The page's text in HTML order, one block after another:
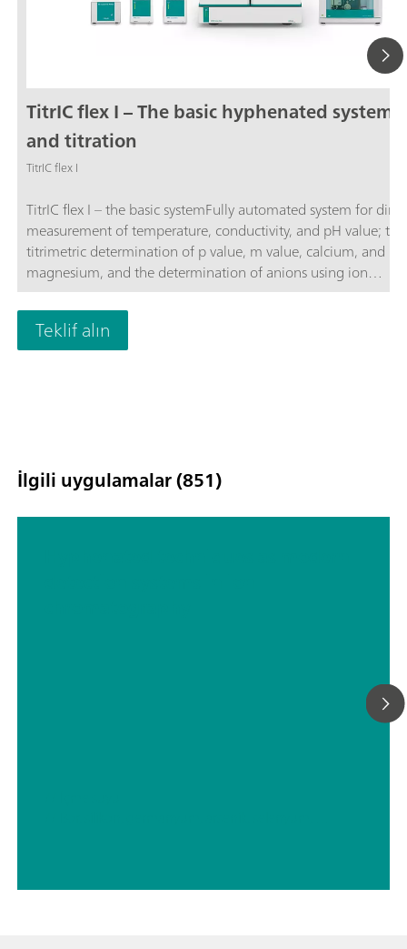
TitrIC flex I – The basic hyphenated system
and titration
TitrIC flex I
TitrIC flex I – the basic systemFully automated system for
measurement of temperature, conductivity, and pH value; the
titrimetric determination of p value, m value, calcium, and
magnesium, and the determination of anions using ion
chromatography following Inline Ultrafiltration.The system
of the 856 Conductivity Module, three 800 Dosinos, Rod
"Sample Robot", OMNIS Titrator, OMNIS Dosing Module,
Sample Robot S, and 930 Compact IC Flex Oven/SeS/PP/
Teklif alın
İlgili uygulamalar (851)